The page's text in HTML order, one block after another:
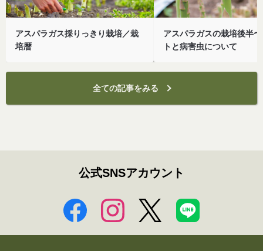
アスパラガス採りっきり栽培／栽
培暦
アスパラガスの栽培後半
トと病害虫について
全ての記事をみる
公式SNSアカウント